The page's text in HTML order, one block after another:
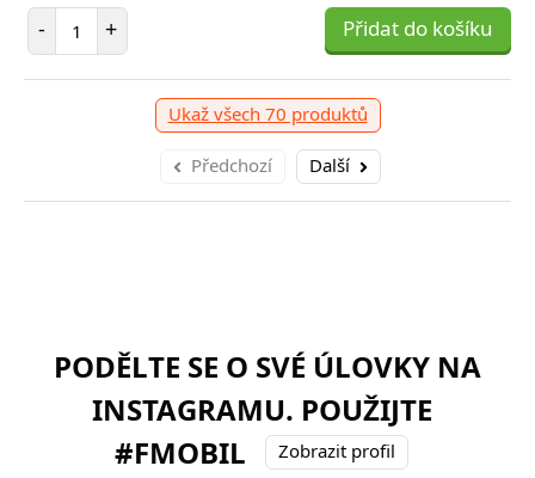
- Počet položek
+ Přidat do košíku
Ukaž všech 70 produktů
Předchozí Další
PODĚLTE SE O SVÉ ÚLOVKY NA
INSTAGRAMU. POUŽIJTE
#FMOBIL
Zobrazit profil